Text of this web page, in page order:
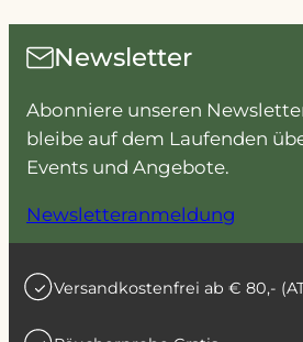
Newsletter
Abonniere unseren
bleibe auf dem Laufenden
Events und Angebote.
Newsletteranmeldung
Versandkostenfrei ab € 80,-